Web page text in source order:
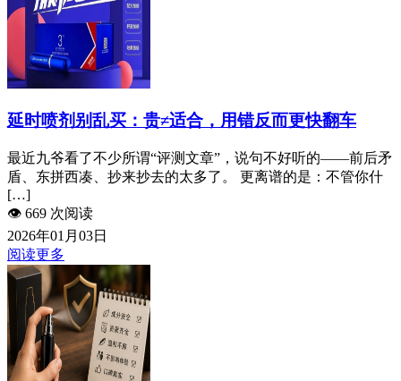
延时喷剂别乱买：贵≠适合，用错反而更快翻车
最近九爷看了不少所谓“评测文章”，说句不好听的——前后矛
盾、东拼西凑、抄来抄去的太多了。 更离谱的是：不管你什
[…]
👁️ 669 次阅读
2026年01月03日
阅读更多